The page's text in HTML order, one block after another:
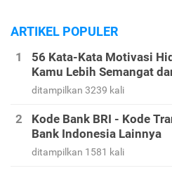
ARTIKEL POPULER
56 Kata-Kata Motivasi
Kamu Lebih Semangat
ditampilkan 3239 kali
Kode Bank BRI - Kode
Bank Indonesia Lainnya
ditampilkan 1581 kali